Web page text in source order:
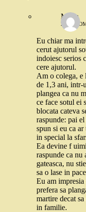
Mona
28
Eu chiar ma
cerut ajutorul
indoiesc serios
cere ajutorul.
Am o colega, e
de 1,3 ani, intr-
plangea ca nu
ce face sotul ei
blocata cateva
raspunde: pai
spun si eu ca
in special la
Ea devine f
raspunde ca nu
gateasca, nu
sa o lase in
Eu am impresia
prefera sa
martire decat
in familie.